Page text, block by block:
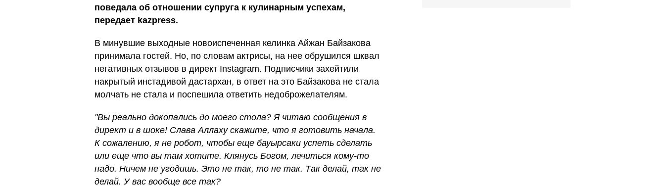
поведала об отношении супруга к кулинарным успехам,
передает kazpress.
В минувшие выходные новоиспеченная келинка Айжан Байзакова
принимала гостей. Но, по словам актрисы, на нее обрушился шквал
негативных отзывов в директ Instagram. Подписчики захейтили
накрытый инстадивой дастархан, в ответ на это Байзакова не стала
молчать не стала и поспешила ответить недоброжелателям.
"Вы реально докопались до моего стола? Я читаю сообщения в
директ и в шоке! Слава Аллаху скажите, что я готовить начала.
К сожалению, я не робот, чтобы еще бауырсаки успеть сделать
или еще что вы там хотите. Клянусь Богом, лечиться кому-то
надо. Ничем не угодишь. Это не так, то не так. Так делай, так не
делай. У вас вообще все так?